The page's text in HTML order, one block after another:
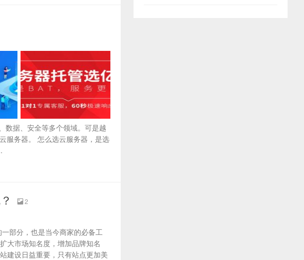
数据、安全等多个领域。可是越
服务器。 怎么选云服务器，是选
 2
部分，也是当今商家的必备工
大市场知名度，增加品牌知名
建设日益重要，只有站点更加美